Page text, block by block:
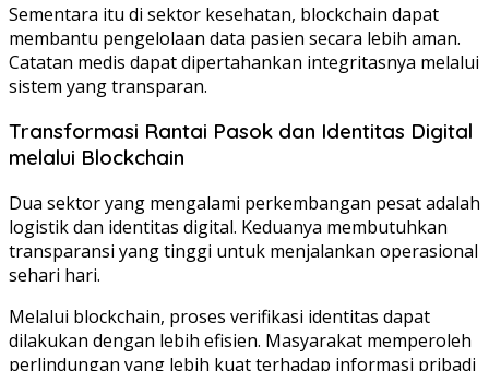
Sementara itu di sektor kesehatan, blockchain dapat
membantu pengelolaan data pasien secara lebih aman.
Catatan medis dapat dipertahankan integritasnya melalui
sistem yang transparan.
Transformasi Rantai Pasok dan Identitas Digital
melalui Blockchain
Dua sektor yang mengalami perkembangan pesat adalah
logistik dan identitas digital. Keduanya membutuhkan
transparansi yang tinggi untuk menjalankan operasional
sehari hari.
Melalui blockchain, proses verifikasi identitas dapat
dilakukan dengan lebih efisien. Masyarakat memperoleh
perlindungan yang lebih kuat terhadap informasi pribadi